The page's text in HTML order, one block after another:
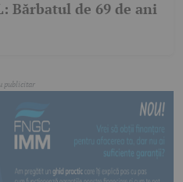
Bărbatul de 69 de ani